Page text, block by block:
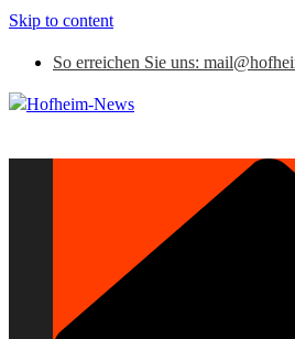
Skip to content
So erreichen Sie uns: